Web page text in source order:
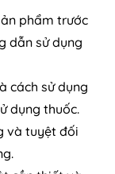
phẩm trước
dẫn sử dụng
cách sử dụng
dụng thuốc.
và tuyệt đối